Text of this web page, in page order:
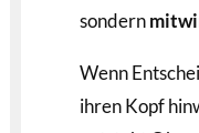
sondern
Wenn
ihren Kopf